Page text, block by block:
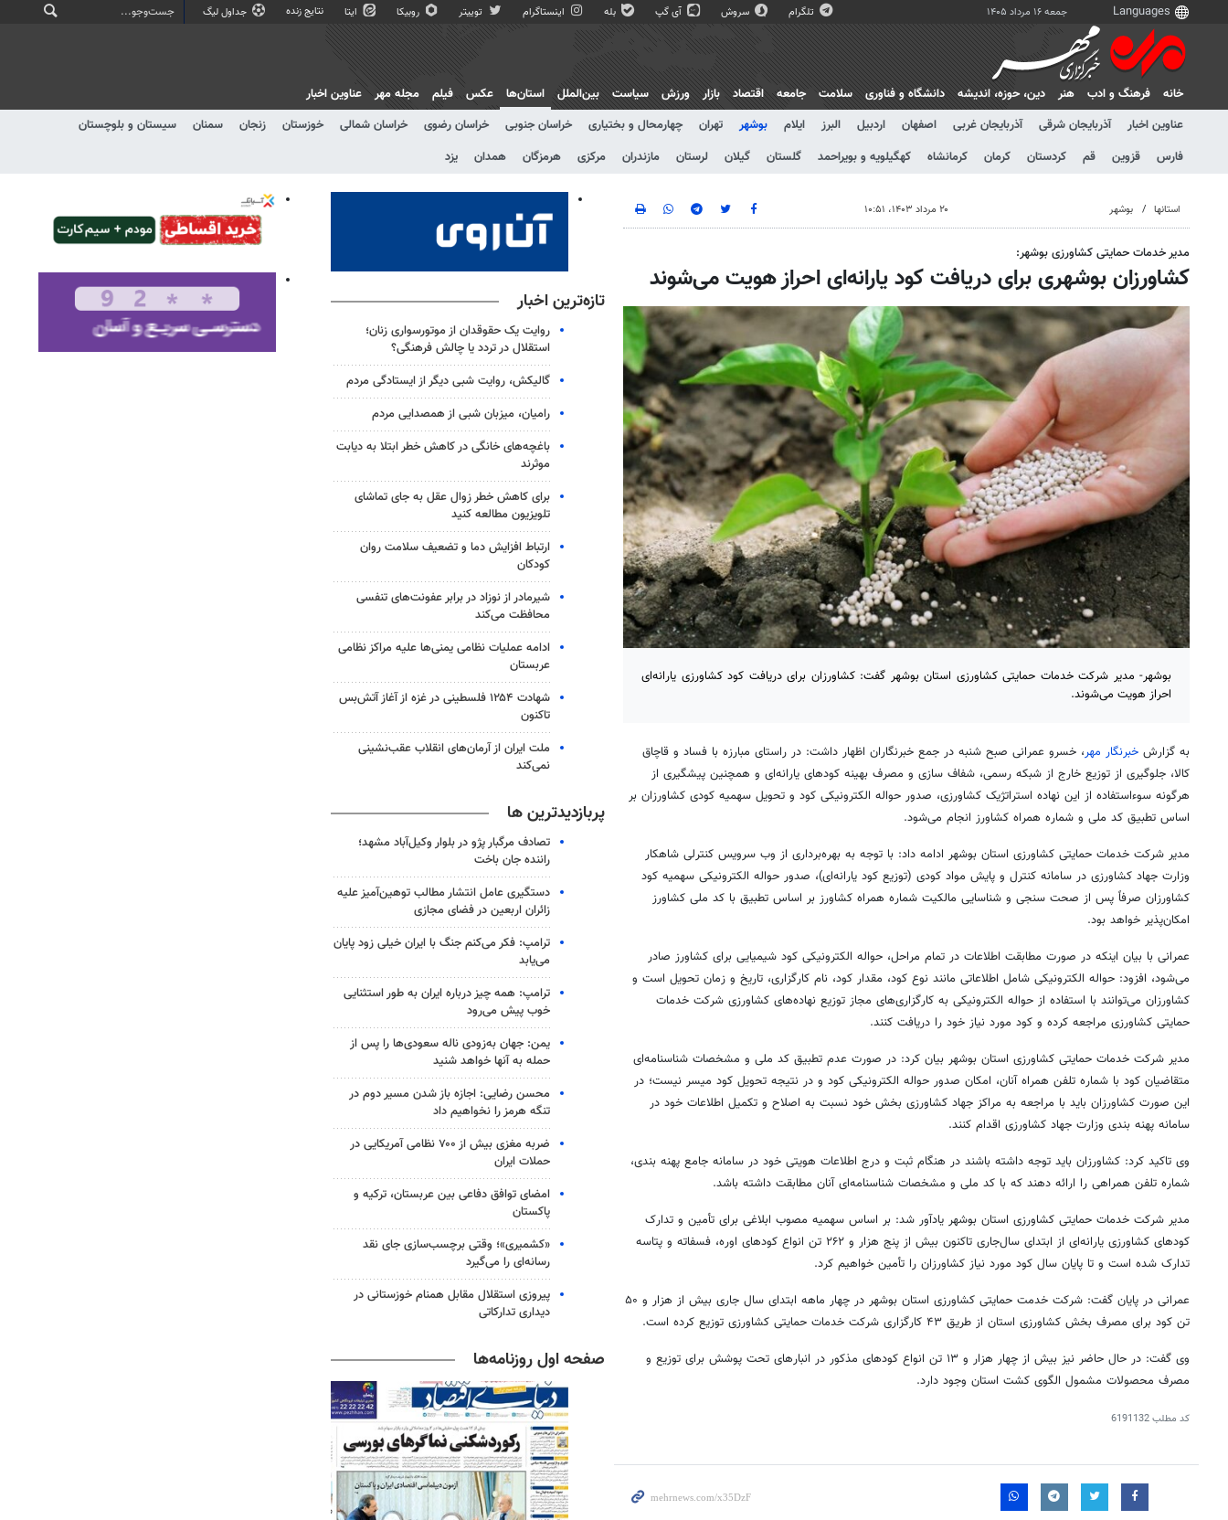
جمعه ۱۶ مرداد ۱۴۰۵ تلگرام سروش آی گپ بله اینستاگرام توییتر روبیکا ایتا نتایج زنده جداول لیگ
خانه فرهنگ و ادب هنر دين، حوزه، انديشه دانشگاه و فناوری سلامت جامعه اقتصاد بازار ورزش سیاست بین‌الملل
استان‌ها
عناوین اخبار
آذربایجان شرقی آذربایجان غربی اصفهان اردبیل البرز ایلام بوشهر تهران چهارمحال و بختیاری خراسان جنوبی خراسان رضوی خراسان شمالی خوزستان زنجان سمنان
سیستان و بلوچستان
فارس
قزوین قم کردستان کرمان کرمانشاه کهگیلویه و بویراحمد گلستان گیلان لرستان مازندران مرکزی هرمزگان همدان یزد
عکس فیلم مجله مهر عناوین اخبار
استانها بوشهر ۲۰ مرداد ۱۴۰۳، ۱۰:۵۱
مدیر خدمات حمایتی کشاورزی بوشهر:
کشاورزان بوشهری برای دریافت کود یارانه‌ای احراز هویت می‌شوند
بوشهر- مدیر شرکت خدمات حمایتی کشاورزی استان بوشهر گفت: کشاورزان برای دریافت کود کشاورزی یارانه‌ای
احراز هویت می‌شوند.
به گزارش خبرنگار مهر، خسرو عمرانی صبح شنبه در جمع خبرنگاران اظهار داشت: در راستای مبارزه با فساد و قاچاق
کالا، جلوگیری از توزیع خارج از شبکه رسمی، شفاف سازی و مصرف بهینه کودهای یارانه‌ای و همچنین پیشگیری از
هرگونه سوءاستفاده از این نهاده استراتژیک کشاورزی، صدور حواله الکترونیکی کود و تحویل سهمیه کودی کشاورزان بر
اساس تطبیق کد ملی و شماره همراه کشاورز انجام می‌شود.
مدیر شرکت خدمات حمایتی کشاورزی استان بوشهر ادامه داد: با توجه به بهره‌برداری از وب سرویس کنترلی شاهکار
وزارت جهاد کشاورزی در سامانه کنترل و پایش مواد کودی (توزیع کود یارانه‌ای)، صدور حواله الکترونیکی سهمیه کود
کشاورزان صرفاً پس از صحت سنجی و شناسایی مالکیت شماره همراه کشاورز بر اساس تطبیق با کد ملی کشاورز
امکان‌پذیر خواهد بود.
عمرانی با بیان اینکه در صورت مطابقت اطلاعات در تمام مراحل، حواله الکترونیکی کود شیمیایی برای کشاورز صادر
می‌شود، افزود: حواله الکترونیکی شامل اطلاعاتی مانند نوع کود، مقدار کود، نام کارگزاری، تاریخ و زمان تحویل است و
کشاورزان می‌توانند با استفاده از حواله الکترونیکی به کارگزاری‌های مجاز توزیع نهاده‌های کشاورزی شرکت خدمات
حمایتی کشاورزی مراجعه کرده و کود مورد نیاز خود را دریافت کنند.
مدیر شرکت خدمات حمایتی کشاورزی استان بوشهر بیان کرد: در صورت عدم تطبیق کد ملی و مشخصات شناسنامه‌ای
متقاضیان کود با شماره تلفن همراه آنان، امکان صدور حواله الکترونیکی کود و در نتیجه تحویل کود میسر نیست؛ در
این صورت کشاورزان باید با مراجعه به مراکز جهاد کشاورزی بخش خود نسبت به اصلاح و تکمیل اطلاعات خود در
سامانه پهنه بندی وزارت جهاد کشاورزی اقدام کنند.
وی تاکید کرد: کشاورزان باید توجه داشته باشند در هنگام ثبت و درج اطلاعات هویتی خود در سامانه جامع پهنه بندی،
شماره تلفن همراهی را ارائه دهند که با کد ملی و مشخصات شناسنامه‌ای آنان مطابقت داشته باشد.
مدیر شرکت خدمات حمایتی کشاورزی استان بوشهر یادآور شد: بر اساس سهمیه مصوب ابلاغی برای تأمین و تدارک
کودهای کشاورزی یارانه‌ای از ابتدای سال‌جاری تاکنون بیش از پنج هزار و ۲۶۲ تن انواع کودهای اوره،
فسفاته و پتاسه
تدارک شده است و تا پایان سال کود مورد نیاز کشاورزان را تأمین خواهیم کرد.
عمرانی در پایان گفت: شرکت خدمت حمایتی کشاورزی استان بوشهر در چهار ماهه ابتدای سال جاری بیش از هزار و ۵۰
تن کود برای مصرف بخش کشاورزی استان از طریق ۴۳ کارگزاری شرکت خدمات حمایتی کشاورزی توزیع کرده است.
وی گفت: در حال حاضر نیز بیش از چهار هزار و ۱۳ تن انواع کودهای مذکور در انبارهای تحت پوشش برای توزیع و
مصرف محصولات مشمول الگوی کشت استان وجود دارد.
کد مطلب6191132
تازه‌ترین اخبار
روایت یک حقوقدان از موتورسواری زنان؛
استقلال در تردد یا چالش فرهنگی؟
گالیکش، روایت شبی دیگر از ایستادگی مردم
رامیان، میزبان شبی از همصدایی مردم
باغچه‌های خانگی در کاهش خطر ابتلا به دیابت
موثرند
برای کاهش خطر زوال عقل به جای تماشای
تلویزیون مطالعه کنید
ارتباط افزایش دما و تضعیف سلامت روان
کودکان
شیرمادر از نوزاد در برابر عفونت‌های تنفسی
محافظت می‌کند
ادامه عملیات نظامی یمنی‌ها علیه مراکز نظامی
عربستان
شهادت ۱۲۵۴ فلسطینی در غزه از آغاز آتش‌بس
تاکنون
ملت ایران از آرمان‌های انقلاب عقب‌نشینی
نمی‌کند
پربازدیدترین ها
تصادف مرگبار پژو در بلوار وکیل‌آباد مشهد؛
راننده جان باخت
دستگیری عامل انتشار مطالب توهین‌آمیز علیه
زائران اربعین در فضای مجازی
ترامپ: فکر می‌کنم جنگ با ایران خیلی زود پایان
می‌یابد
ترامپ: همه چیز درباره ایران به طور استثنایی
خوب پیش می‌رود
یمن: جهان به‌زودی ناله سعودی‌ها را پس از
حمله به آنها خواهد شنید
محسن رضایی: اجازه باز شدن مسیر دوم در
تنگه هرمز را نخواهیم داد
ضربه مغزی بیش از ۷۰۰ نظامی آمریکایی در
حملات ایران
امضای توافق دفاعی بین عربستان، ترکیه و
پاکستان
«کشمیری»؛ وقتی برچسب‌سازی جای نقد
رسانه‌ای را می‌گیرد
پیروزی استقلال مقابل همنام خوزستانی در
دیداری تدارکاتی
صفحه اول روزنامه‌ها